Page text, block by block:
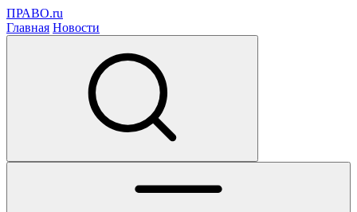
ПРАВО.ru
Главная Новости